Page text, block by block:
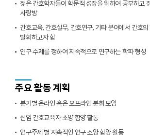
젊은 간호학자들이 학문적 성장을 위하여 공부하고
사랑방
간호교육, 간호실무, 간호연구, 기타 분야에서 간호
발휘하고자 함
연구 주제를 정하여 지속적으로 연구하는 학파 형성
주요 활동 계획
분기별 온라인 혹은 오프라인 분회 모임
신임 간호교육자 소양 함양 활동
연구주제 별 지속적인 연구 소양 함양 활동